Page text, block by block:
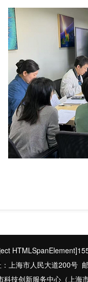
上海市人民大道200号
科技创新服务中心（上海